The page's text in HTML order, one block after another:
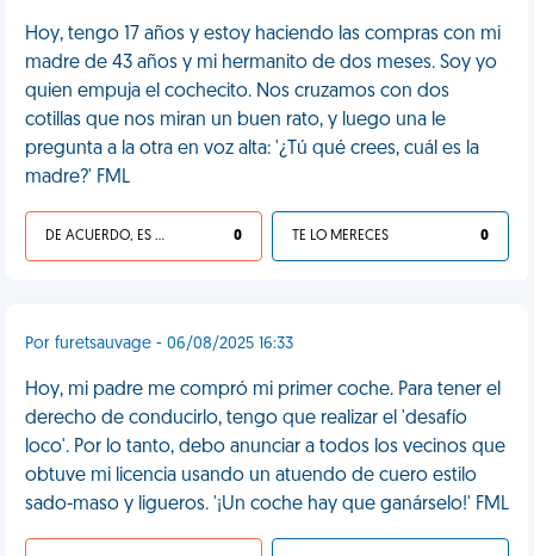
Hoy, tengo 17 años y estoy haciendo las compras con mi
madre de 43 años y mi hermanito de dos meses. Soy yo
quien empuja el cochecito. Nos cruzamos con dos
cotillas que nos miran un buen rato, y luego una le
pregunta a la otra en voz alta: '¿Tú qué crees, cuál es la
madre?' FML
DE ACUERDO, ES UNA VIDA HP 0 TE LO MERECES 0
Por furetsauvage - 06/08/2025 16:33
Hoy, mi padre me compró mi primer coche. Para tener el
derecho de conducirlo, tengo que realizar el 'desafío
loco'. Por lo tanto, debo anunciar a todos los vecinos que
obtuve mi licencia usando un atuendo de cuero estilo
sado-maso y ligueros. '¡Un coche hay que ganárselo!' FML